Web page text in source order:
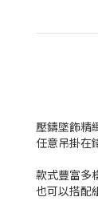
壓鑄墜飾精
任意吊掛在
款式豐富多
也可以搭配